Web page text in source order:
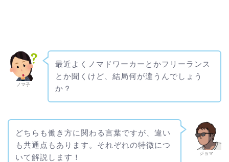
ノマ子
最近よくノマドワーカーとかフリーランス
とか聞くけど、結局何が違うんでしょう
か？
ジョマ
どちらも働き方に関わる言葉ですが、違い
も共通点もあります。それぞれの特徴につ
いて解説します！